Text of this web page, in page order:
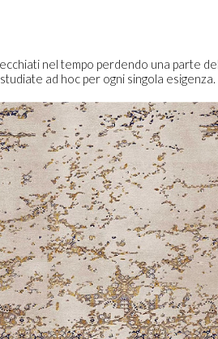
nel tempo perdendo una parte
ad hoc per ogni singola esigenza.